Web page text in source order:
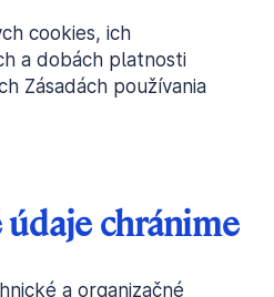
cookies, ich
a dobách platnosti
Zásadách používania
údaje chránime
a organizačné